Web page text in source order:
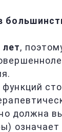
,
должна